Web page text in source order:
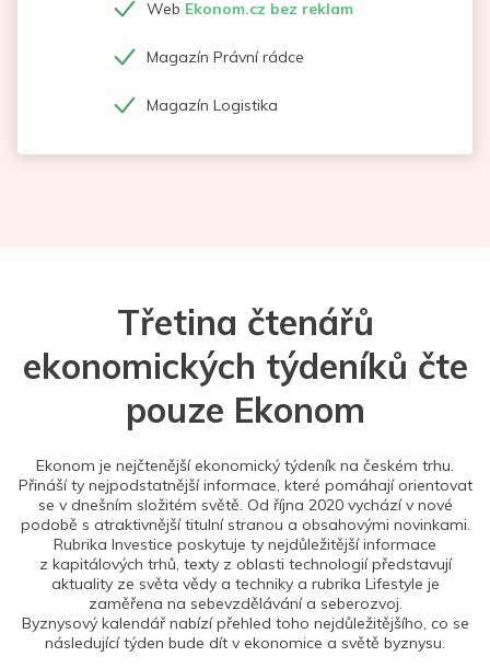
Web Ekonom.cz bez reklam
Magazín Právní rádce
Magazín Logistika
Třetina čtenářů
ekonomických týdeníků čte
pouze Ekonom
Ekonom je nejčtenější ekonomický týdeník na českém trhu.
Přináší ty nejpodstatnější informace, které pomáhají orientovat
se v dnešním složitém světě. Od října 2020 vychází v nové
podobě s atraktivnější titulní stranou a obsahovými novinkami.
Rubrika Investice poskytuje ty nejdůležitější informace
z kapitálových trhů, texty z oblasti technologií představují
aktuality ze světa vědy a techniky a rubrika Lifestyle je
zaměřena na sebevzdělávání a seberozvoj.
Byznysový kalendář nabízí přehled toho nejdůležitějšího, co se
následující týden bude dít v ekonomice a světě byznysu.